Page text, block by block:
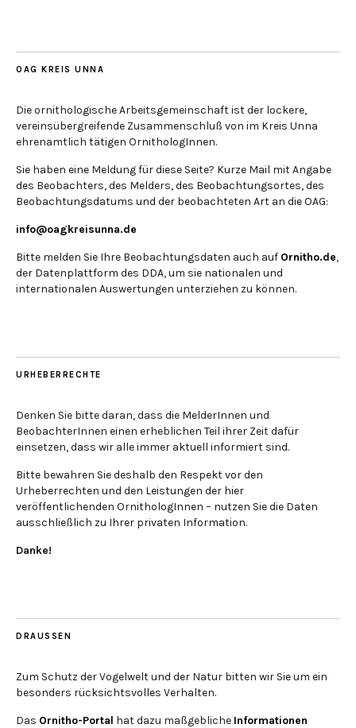
OAG KREIS UNNA
Die ornithologische Arbeitsgemeinschaft ist der lockere,
vereinsübergreifende Zusammenschluß von im Kreis Unna
ehrenamtlich tätigen OrnithologInnen.
Sie haben eine Meldung für diese Seite? Kurze Mail mit Angabe
des Beobachters, des Melders, des Beobachtungsortes, des
Beobachtungsdatums und der beobachteten Art an die OAG:
info@oagkreisunna.de
Bitte melden Sie Ihre Beobachtungsdaten auch auf Ornitho.de,
der Datenplattform des DDA, um sie nationalen und
internationalen Auswertungen unterziehen zu können.
URHEBERRECHTE
Denken Sie bitte daran, dass die MelderInnen und
BeobachterInnen einen erheblichen Teil ihrer Zeit dafür
einsetzen, dass wir alle immer aktuell informiert sind.
Bitte bewahren Sie deshalb den Respekt vor den
Urheberrechten und den Leistungen der hier
veröffentlichenden OrnithologInnen – nutzen Sie die Daten
ausschließlich zu Ihrer privaten Information.
Danke!
DRAUSSEN
Zum Schutz der Vogelwelt und der Natur bitten wir Sie um ein
besonders rücksichtsvolles Verhalten.
Das Ornitho-Portal hat dazu maßgebliche Informationen